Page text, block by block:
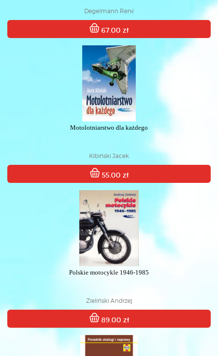
Degelmann René
67.00 zł
Motolotniarstwo dla każdego
Kibiński Jacek
55.00 zł
Polskie motocykle 1946-1985
Zieliński Andrzej
89.00 zł